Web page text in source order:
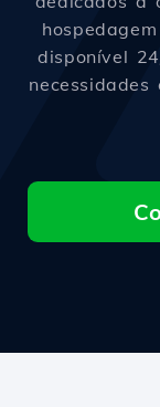
disponível